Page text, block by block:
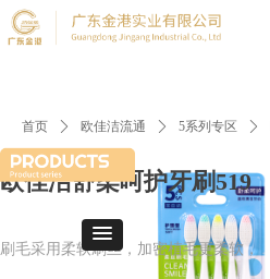
首页 ꄲ 欧佳洁流通 ꄲ 5系列专区 ꄲ
欧佳洁舒柔呵护牙刷519
刷毛采用柔软刷丝，加密植毛更柔软，